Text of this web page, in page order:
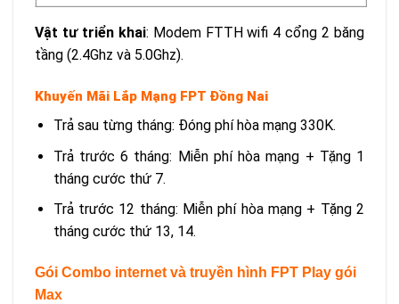
Vật tư triển khai: Modem FTTH wifi 4 cổng 2 băng
tầng (2.4Ghz và 5.0Ghz).
Khuyến Mãi Lắp Mạng FPT Đồng Nai
Trả sau từng tháng: Đóng phí hòa mạng 330K.
Trả trước 6 tháng: Miễn phí hòa mạng + Tặng 1
tháng cước thứ 7.
Trả trước 12 tháng: Miễn phí hòa mạng + Tặng 2
tháng cước thứ 13, 14.
Gói Combo internet và truyền hình FPT Play gói
Max